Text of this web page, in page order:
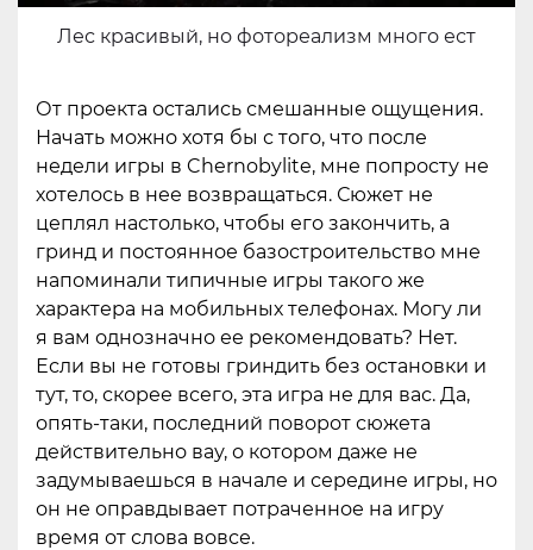
Лес красивый, но фотореализм много ест
От проекта остались смешанные ощущения.
Начать можно хотя бы с того, что после
недели игры в Chernobylite, мне попросту не
хотелось в нее возвращаться. Сюжет не
цеплял настолько, чтобы его закончить, а
гринд и постоянное базостроительство мне
напоминали типичные игры такого же
характера на мобильных телефонах. Могу ли
я вам однозначно ее рекомендовать? Нет.
Если вы не готовы гриндить без остановки и
тут, то, скорее всего, эта игра не для вас. Да,
опять-таки, последний поворот сюжета
действительно вау, о котором даже не
задумываешься в начале и середине игры, но
он не оправдывает потраченное на игру
время от слова вовсе.